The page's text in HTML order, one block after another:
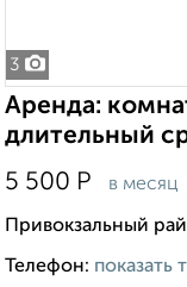
3
Аренда:
длительный
5 500 Р в месяц
Привокзальный
Телефон: показать